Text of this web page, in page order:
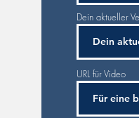
Dein aktueller
URL für Video